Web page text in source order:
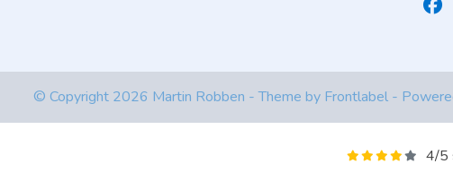
© Copyright 2026 Martin Robben - Theme by Frontlabel -
4/5